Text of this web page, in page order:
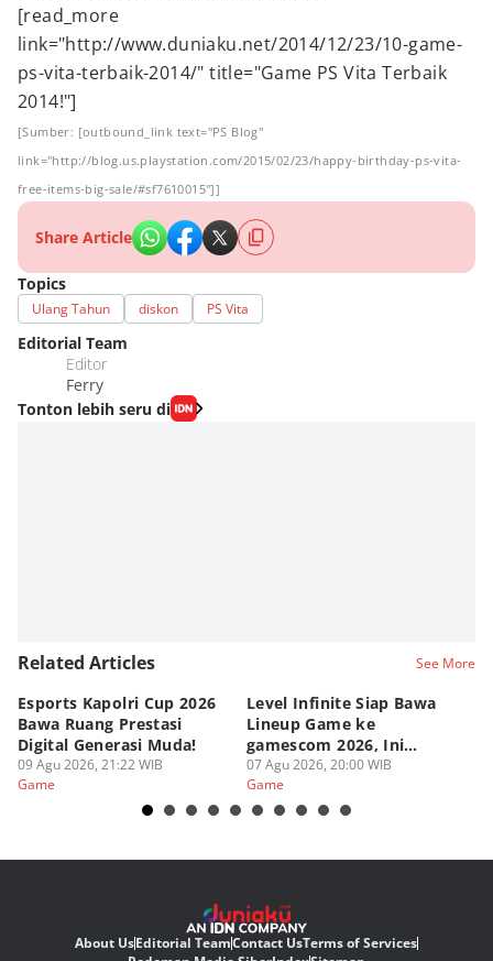
[read_more
link="http://www.duniaku.net/2014/12/23/10-game-
ps-vita-terbaik-2014/" title="Game PS Vita Terbaik
2014!"]
[Sumber: [outbound_link text="PS Blog"
link="http://blog.us.playstation.com/2015/02/23/happy-birthday-ps-vita-
free-items-big-sale/#sf7610015"]]
Share Article
Topics
Ulang Tahun diskon PS Vita
Editorial Team
Editor
Ferry
Tonton lebih seru di
Related Articles See More
Esports Kapolri Cup 2026
Bawa Ruang Prestasi
Digital Generasi Muda!
09 Agu 2026, 21:22 WIB
Game
Level Infinite Siap Bawa
Lineup Game ke
gamescom 2026, Ini
Judulnya!
07 Agu 2026, 20:00 WIB
Game
About UsEditorial TeamContact UsTerms of Services